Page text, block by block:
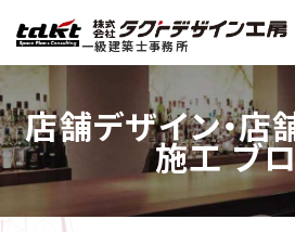
一級建築士事務所
店舗デザイン・店
施工 ブ